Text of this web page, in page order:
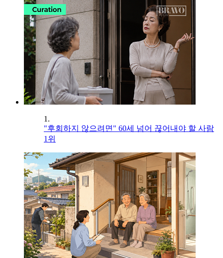
1.
"후회하지 않으려면" 60세 넘어 끊어내야 할 사람
1위